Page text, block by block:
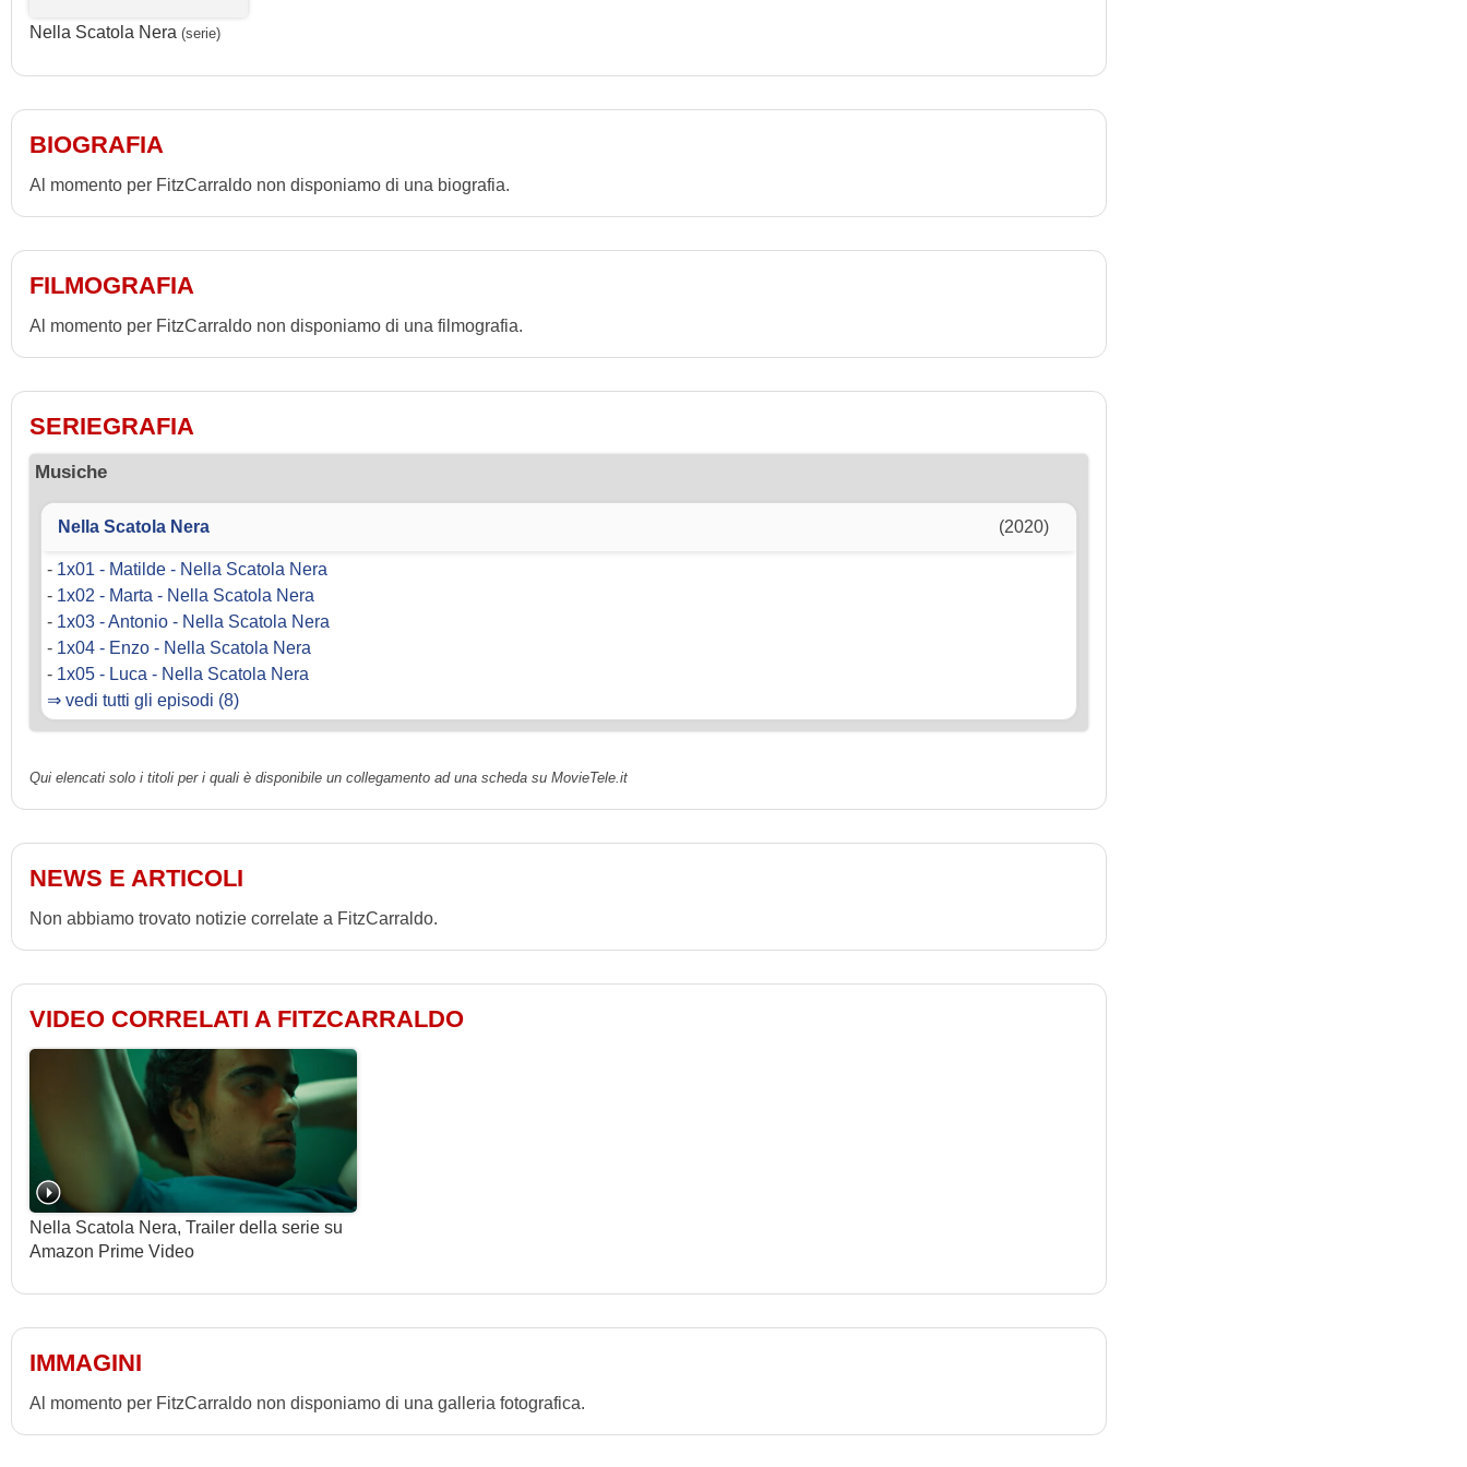
Nella Scatola Nera (serie)
BIOGRAFIA
Al momento per FitzCarraldo non disponiamo di una biografia.
FILMOGRAFIA
Al momento per FitzCarraldo non disponiamo di una filmografia.
SERIEGRAFIA
Musiche
Nella Scatola Nera (2020)
- 1x01 - Matilde - Nella Scatola Nera
- 1x02 - Marta - Nella Scatola Nera
- 1x03 - Antonio - Nella Scatola Nera
- 1x04 - Enzo - Nella Scatola Nera
- 1x05 - Luca - Nella Scatola Nera
⇒ vedi tutti gli episodi (8)
Qui elencati solo i titoli per i quali è disponibile un collegamento ad una scheda su MovieTele.it
NEWS E ARTICOLI
Non abbiamo trovato notizie correlate a FitzCarraldo.
VIDEO CORRELATI A FITZCARRALDO
Nella Scatola Nera, Trailer della serie su
Amazon Prime Video
IMMAGINI
Al momento per FitzCarraldo non disponiamo di una galleria fotografica.